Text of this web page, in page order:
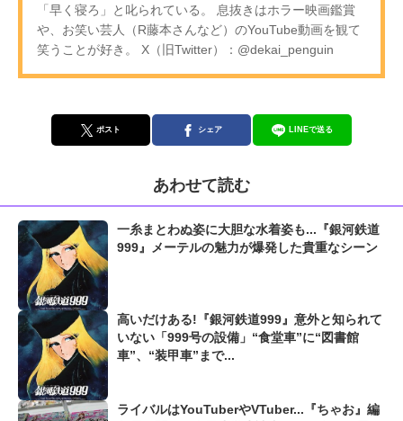
「早く寝ろ」と叱られている。 息抜きはホラー映画鑑賞
や、お笑い芸人（R藤本さんなど）のYouTube動画を観て
笑うことが好き。 X（旧Twitter）：@dekai_penguin
ポスト シェア LINEで送る
あわせて読む
一糸まとわぬ姿に大胆な水着姿も...『銀河鉄道
999』メーテルの魅力が爆発した貴重なシーン
高いだけある!『銀河鉄道999』意外と知られて
いない「999号の設備」“食堂車”に“図書館
車”、“装甲車”まで...
ライバルはYouTuberやVTuber...『ちゃお』編